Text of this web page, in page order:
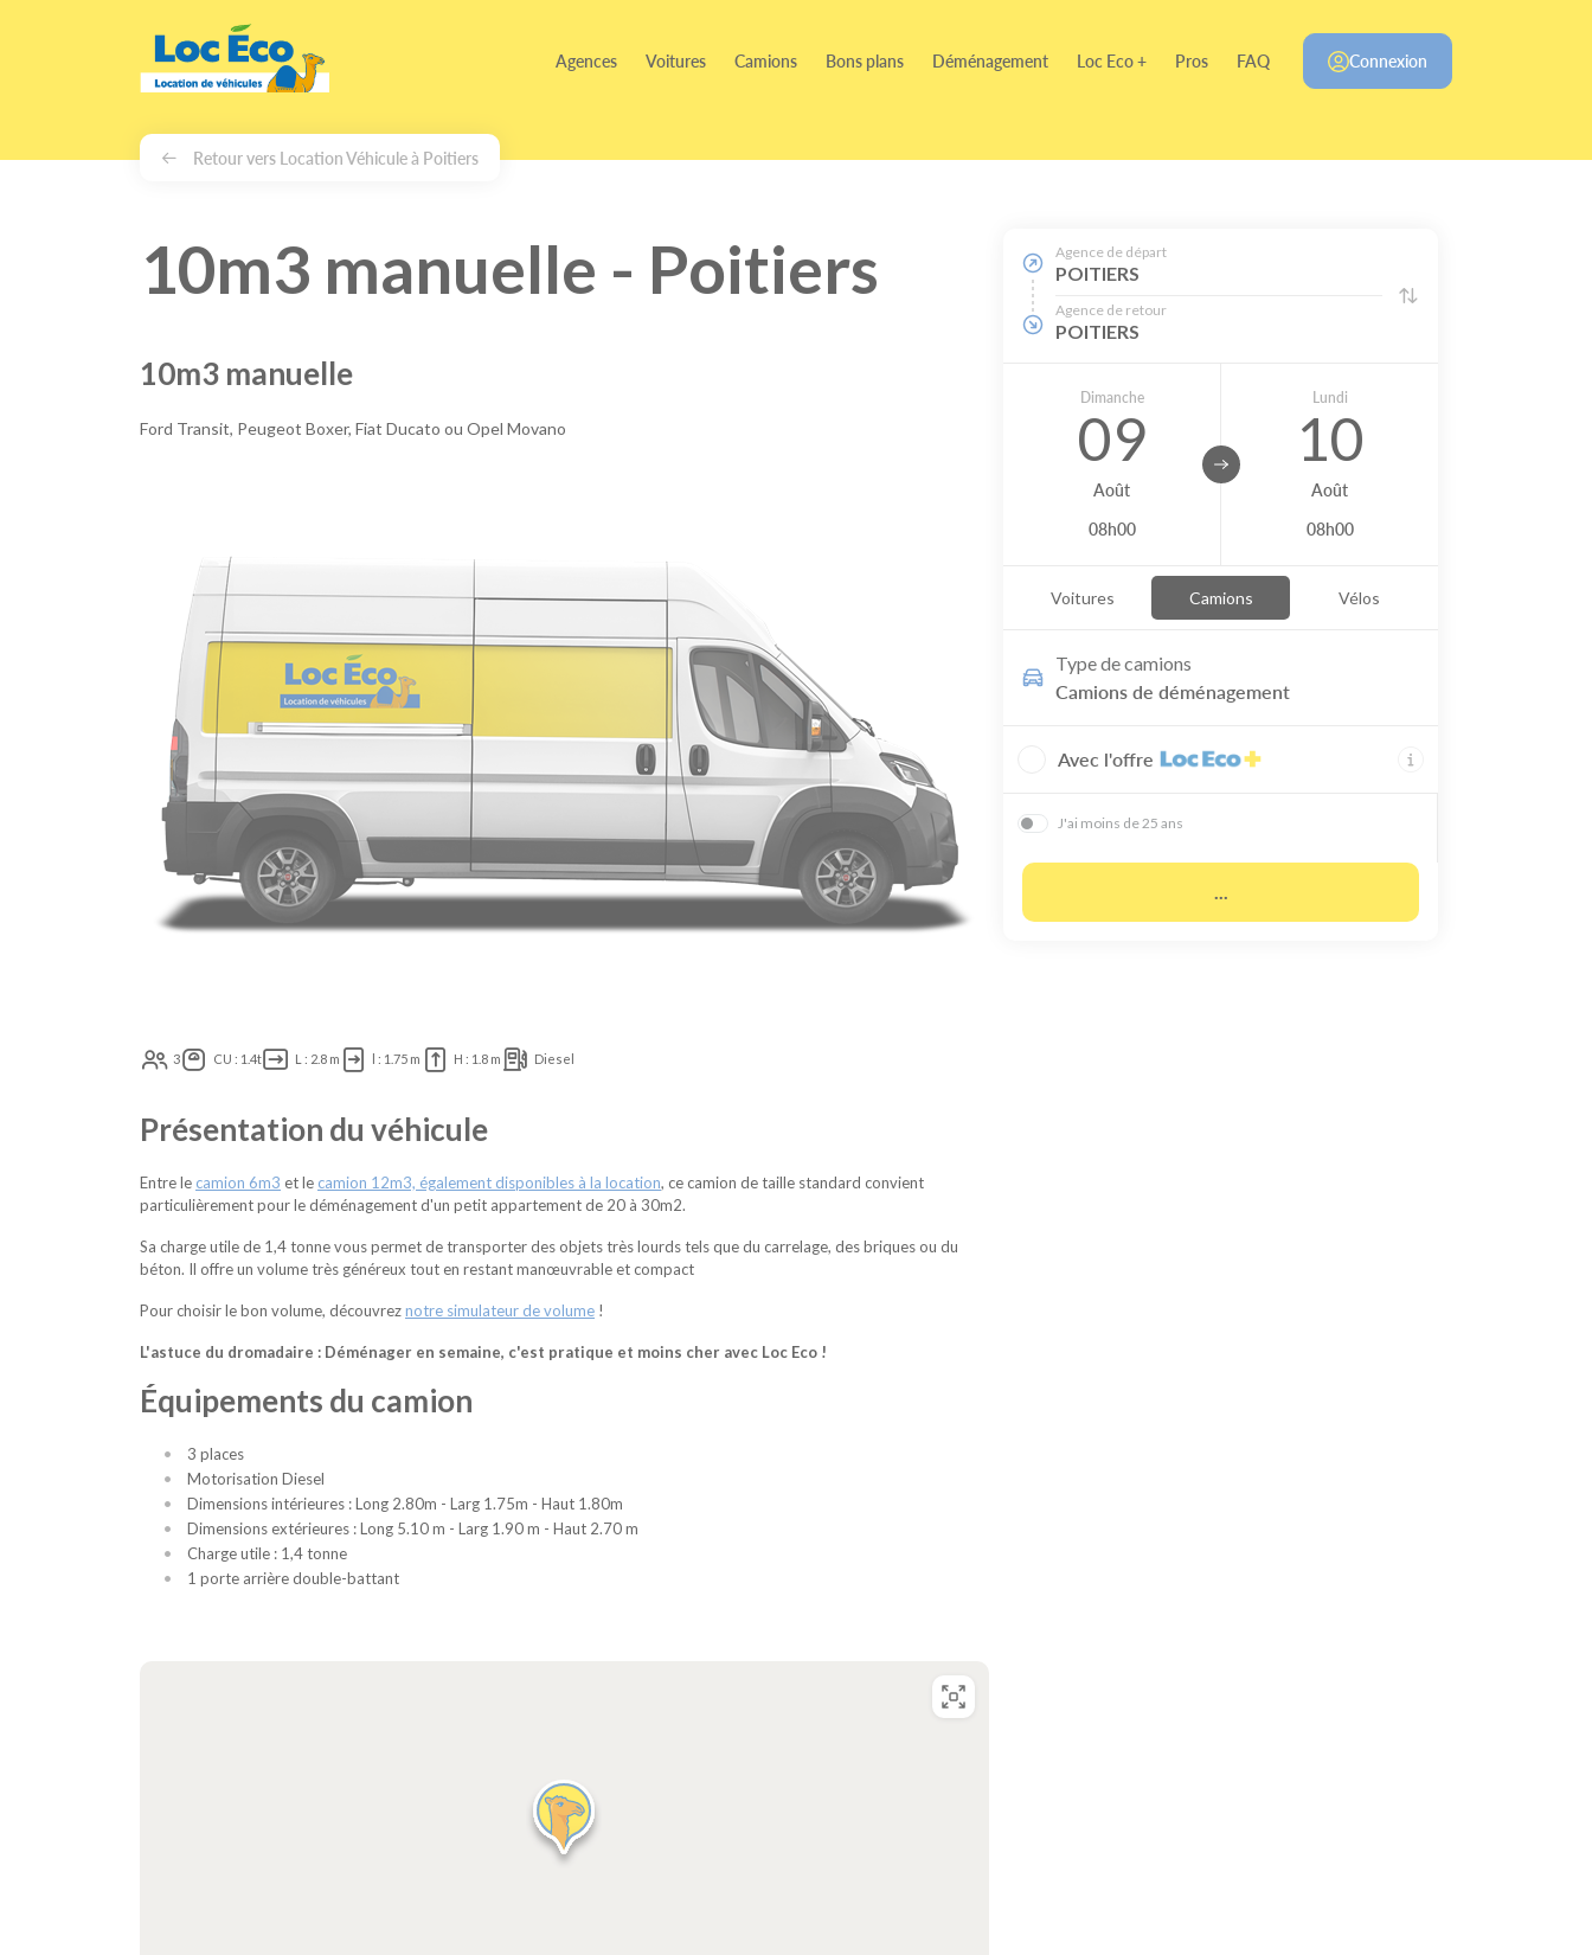
Agences Voitures Camions Bons plans Déménagement Loc Eco + Pros FAQ Connexion
Retour vers Location Véhicule à Poitiers
10m3 manuelle - Poitiers
10m3 manuelle
Ford Transit, Peugeot Boxer, Fiat Ducato ou Opel Movano
3 CU : 1.4t L : 2.8 m l : 1.75 m H : 1.8 m Diesel
Présentation du véhicule
Entre le camion 6m3 et le camion 12m3, également disponibles à la location, ce camion de taille standard convient
particulièrement pour le déménagement d'un petit appartement de 20 à 30m2.
Sa charge utile de 1,4 tonne vous permet de transporter des objets très lourds tels que du carrelage, des briques ou du
béton. Il offre un volume très généreux tout en restant manœuvrable et compact
Pour choisir le bon volume, découvreznotre simulateur de volume !
L'astuce du dromadaire : Déménager en semaine, c'est pratique et moins cher avec Loc Eco !
Équipements du camion
3 places
Motorisation Diesel
Dimensions intérieures : Long 2.80m - Larg 1.75m - Haut 1.80m
Dimensions extérieures : Long 5.10 m - Larg 1.90 m - Haut 2.70 m
Charge utile : 1,4 tonne
1 porte arrière double-battant
Agence de départ
POITIERS
Agence de retour
POITIERS
Dimanche
09
Août
08h00
Lundi
10
Août
08h00
Voitures Camions Vélos
Type decamions
Camions de déménagement
Avec l'offre
J'ai moins de 25 ans